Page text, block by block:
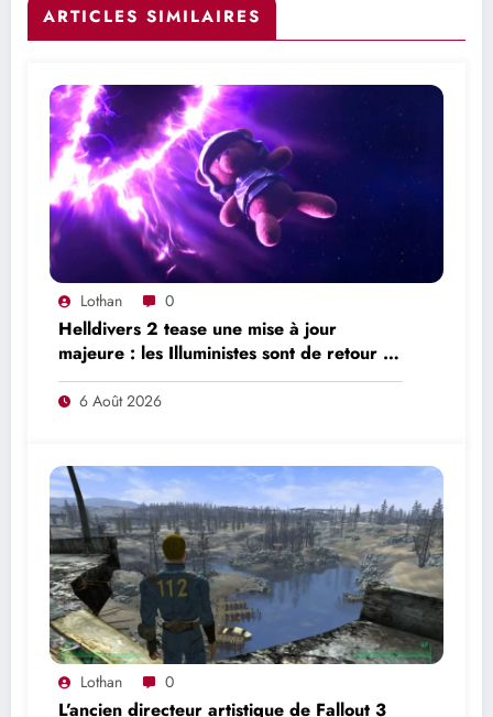
ARTICLES SIMILAIRES
Lothan 0
Helldivers 2 tease une mise à jour
majeure : les Illuministes sont de retour et
une nouvelle offensive se prépare
6 Août 2026
Lothan 0
L’ancien directeur artistique de Fallout 3